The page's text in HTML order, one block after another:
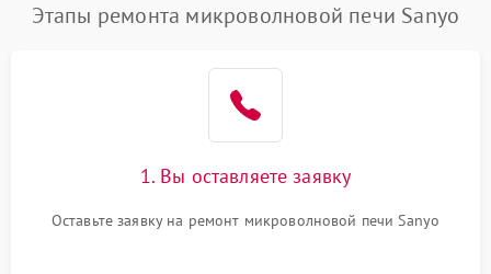
Этапы ремонта микроволновой печи Sanyo
1. Вы оставляете заявку
Оставьте заявку на ремонт микроволновой печи Sanyo